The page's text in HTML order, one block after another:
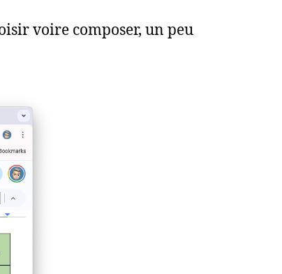
voire composer, un peu